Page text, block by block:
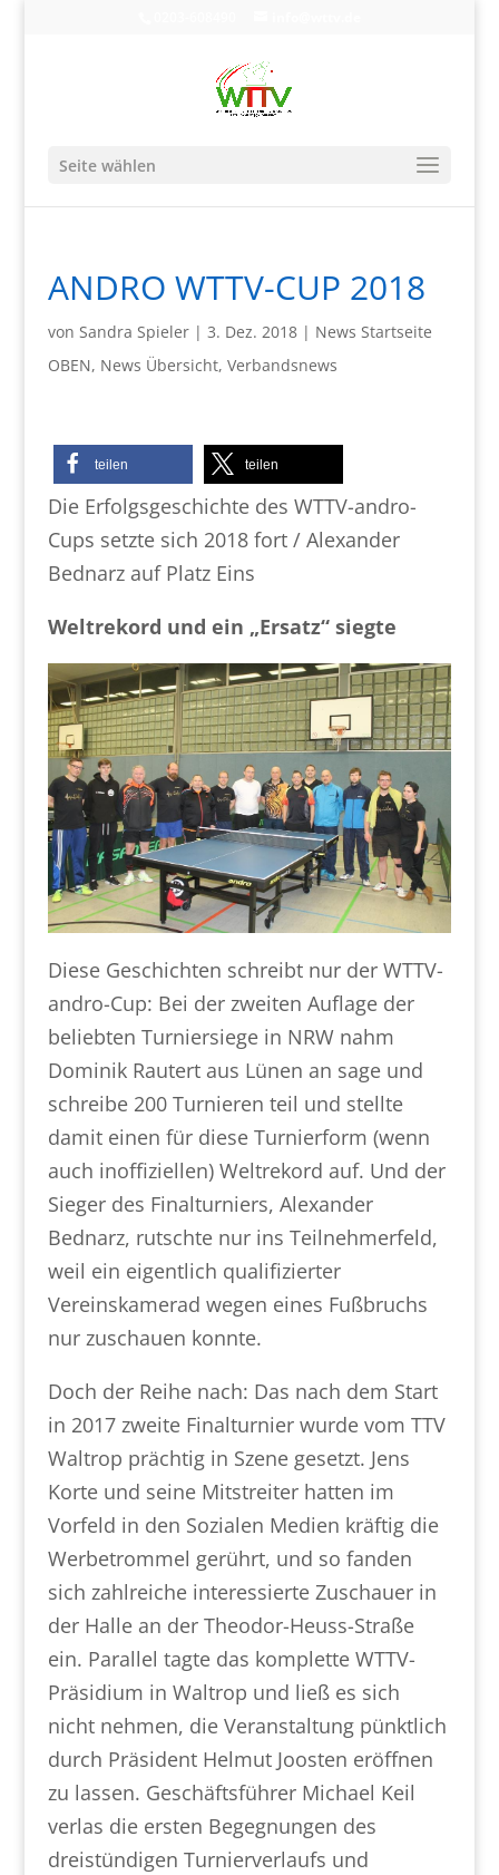
Seite wählen
ANDRO WTTV-CUP 2018
von Sandra Spieler| 3. Dez. 2018| News Startseite
OBEN, News Übersicht, Verbandsnews
teilen teilen
Die Erfolgsgeschichte des WTTV-andro-
Cups setzte sich 2018 fort / Alexander
Bednarz auf Platz Eins
Weltrekord und ein „Ersatz“ siegte
Diese Geschichten schreibt nur der WTTV-
andro-Cup: Bei der zweiten Auflage der
beliebten Turniersiege in NRW nahm
Dominik Rautert aus Lünen an sage und
schreibe 200 Turnieren teil und stellte
damit einen für diese Turnierform (wenn
auch inoffiziellen) Weltrekord auf. Und der
Sieger des Finalturniers, Alexander
Bednarz, rutschte nur ins Teilnehmerfeld,
weil ein eigentlich qualifizierter
Vereinskamerad wegen eines Fußbruchs
nur zuschauen konnte.
Doch der Reihe nach: Das nach dem Start
in 2017 zweite Finalturnier wurde vom TTV
Waltrop prächtig in Szene gesetzt. Jens
Korte und seine Mitstreiter hatten im
Vorfeld in den Sozialen Medien kräftig die
Werbetrommel gerührt, und so fanden
sich zahlreiche interessierte Zuschauer in
der Halle an der Theodor-Heuss-Straße
ein. Parallel tagte das komplette WTTV-
Präsidium in Waltrop und ließ es sich
nicht nehmen, die Veranstaltung pünktlich
durch Präsident Helmut Joosten eröffnen
zu lassen. Geschäftsführer Michael Keil
verlas die ersten Begegnungen des
dreistündigen Turnierverlaufs und